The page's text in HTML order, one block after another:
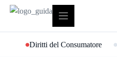
contenuto
Diritti del Consumatore